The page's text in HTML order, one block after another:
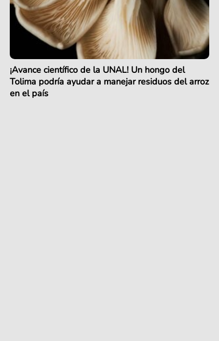
¡Avance científico de la UNAL! Un hongo del
Tolima podría ayudar a manejar residuos del arroz
en el país